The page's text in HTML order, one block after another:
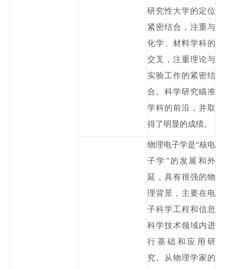
研究性大学的定位
紧密结合，注重与
化学、材料学科的
交叉，注重理论与
实验工作的紧密结
合。科学研究瞄准
学科的前沿，并取
得了明显的成绩。
物理电子学是“核电
子学”的发展和外
延，具有很强的物
理背景，主要在电
子科学工程和信息
科学技术领域内进
行基础和应用研
究。从物理学家的